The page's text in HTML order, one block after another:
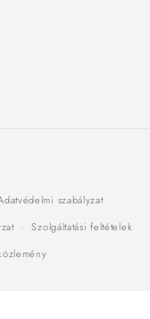
szabályzat
Szolgáltatási feltételek